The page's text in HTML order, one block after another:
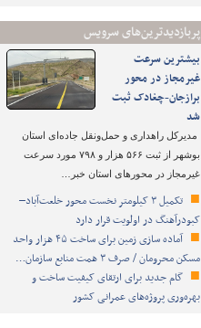
پربازدیدترین‌های سرویس
بیشترین سرعت
غیرمجاز در محور
برازجان-چغادک ثبت
شد
مدیرکل راهداری و حمل‌ونقل جاده‌ای استان
بوشهر از ثبت ۵۶۶ هزار و ۷۹۸ مورد سرعت
غیرمجاز در محورهای استان خبر…
تکمیل ۳ کیلومتر نخست محور خلعت‌آباد–
کبودرآهنگ در اولویت قرار دارد
آماده سازی زمین برای ساخت ۴۵ هزار واحد
مسکن محرومان / صرف ۳ همت منابع سازمان…
گام جدید برای ارتقای کیفیت ساخت و
بهره‌وری پروژه‌های عمرانی کشور